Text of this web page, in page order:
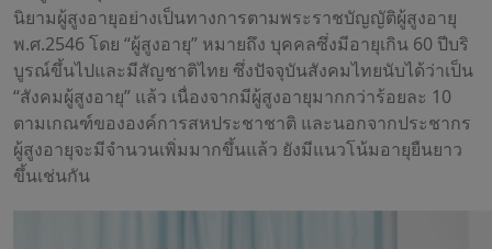
นิยามผู้สูงอายุอย่างเป็นทางการตามพระราชบัญญัติผู้สูงอายุ
พ.ศ.2546 โดย “ผู้สูงอายุ” หมายถึง บุคคลซึ่งมีอายุเกิน 60 ปีบริ
บูรณ์ขึ้นไปและมีสัญชาติไทย ซึ่งปัจจุบันสังคมไทยนับได้ว่าเป็น
“สังคมผู้สูงอายุ” แล้ว เนื่องจากมีผู้สูงอายุมากกว่าร้อยละ 10
ตามเกณฑ์ขององค์การสหประชาชาติ และนอกจากประชากร
ผู้สูงอายุจะมีจำนวนเพิ่มมากขึ้นแล้ว ยังมีแนวโน้มอายุยืนยาว
ขึ้นเช่นกัน